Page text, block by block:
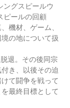
ングスピールウ
ピールの回顧
機材、ゲーム、
の地について扱
退。その後同宗
き、以後その迫
て闘争を戦って
最終目標として